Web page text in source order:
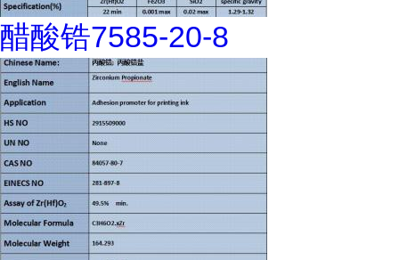
醋酸锆7585-20-8